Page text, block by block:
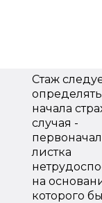
Стаж
начала
случая -
листка
на
которого